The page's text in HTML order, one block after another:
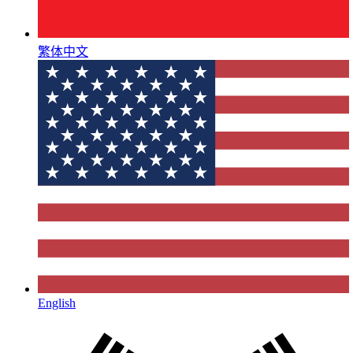
繁体中文
English